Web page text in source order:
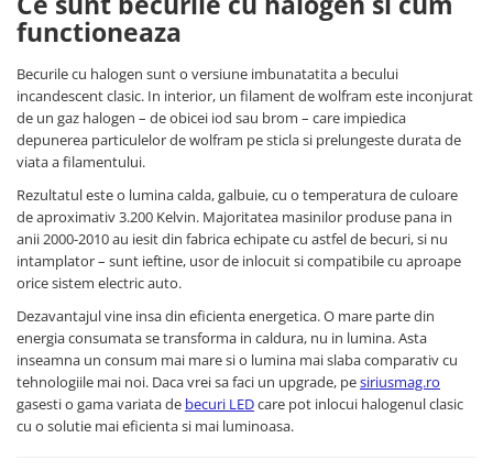
Suzuki
Toyota
Volkswagen
Volvo
Tuning auto
Diverse
Dopuri anulare clapete admisie
Garnituri galerie admisie BMW
Kit reparatie faruri
Adaptoare auxiliare
Produse cu discount de pana la
95%
Eleron Portbagaj
functioneaza
Becurile cu halogen sunt o versiune imbunatatita a becului
incandescent clasic. In interior, un filament de wolfram este inconjurat
de un gaz halogen – de obicei iod sau brom – care impiedica
depunerea particulelor de wolfram pe sticla si prelungeste durata de
viata a filamentului.
Rezultatul este o lumina calda, galbuie, cu o temperatura de culoare
de aproximativ 3.200 Kelvin. Majoritatea masinilor produse pana in
anii 2000-2010 au iesit din fabrica echipate cu astfel de becuri, si nu
intamplator – sunt ieftine, usor de inlocuit si compatibile cu aproape
orice sistem electric auto.
Dezavantajul vine insa din eficienta energetica. O mare parte din
energia consumata se transforma in caldura, nu in lumina. Asta
inseamna un consum mai mare si o lumina mai slaba comparativ cu
tehnologiile mai noi. Daca vrei sa faci un upgrade, pesiriusmag.ro
gasesti o gama variata de becuri LEDcare pot inlocui halogenul clasic
cu o solutie mai eficienta si mai luminoasa.